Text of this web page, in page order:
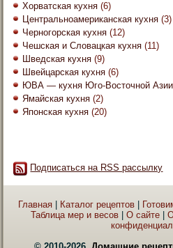
Хорватская кухня (6)
Центральноамериканская кухня (3)
Черногорская кухня (12)
Чешская и Словацкая кухня (11)
Шведская кухня (9)
Швейцарская кухня (6)
ЮВА — кухня Юго-Восточной Азии
Ямайская кухня (2)
Японская кухня (20)
Подписаться на RSS рассылку
Главная Каталог рецептов
Таблица мер и весов
О сайте